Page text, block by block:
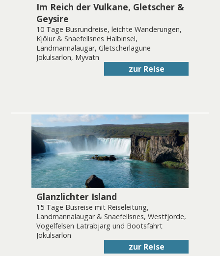
Im Reich der Vulkane, Gletscher &
Geysire
10 Tage Busrundreise, leichte Wanderungen,
Kjölur & Snaefellsnes Halbinsel,
Landmannalaugar, Gletscherlagune
Jökulsarlon, Myvatn
zur Reise
Glanzlichter Island
15 Tage Busreise mit Reiseleitung,
Landmannalaugar & Snaefellsnes, Westfjorde,
Vogelfelsen Latrabjarg und Bootsfahrt
Jökulsarlon
zur Reise